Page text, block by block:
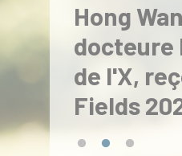
Hong
docteure
de l'X,
Fields